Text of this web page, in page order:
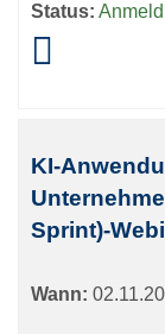
Status:
KI-
Sprint)-
Wann: